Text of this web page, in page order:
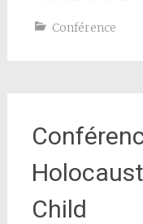
Conférence
Child